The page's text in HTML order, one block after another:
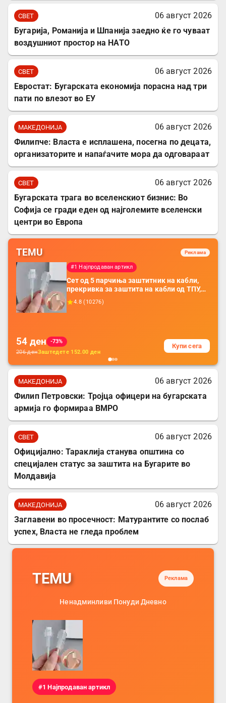
СВЕТ
06 август 2026
Бугарија, Романија и Шпанија заедно ќе го чуваат
воздушниот простор на НАТО
СВЕТ
06 август 2026
Евростат: Бугарската економија порасна над три
пати по влезот во ЕУ
МАКЕДОНИЈА
06 август 2026
Филипче: Власта е исплашена, посегна по децата,
организаторите и напаѓачите мора да одговараат
СВЕТ
06 август 2026
Бугарската трага во вселенскиот бизнис: Во
Софија се гради еден од најголемите вселенски
центри во Европа
TEMU Реклама
#1 Најпродаван артикл
Сет од 5 парчиња заштитник на кабли,
прекривка за заштита на кабли од ТПУ,
додатоци за заштита на кабли, без
батерија, за мобилни телефони, комплет
4.8 ( 10276)
54 ден
-73%
206денЗаштедете 152.00 ден
Купи сега
МАКЕДОНИЈА
06 август 2026
Филип Петровски: Тројца офицери на бугарската
армија го формираа ВМРО
СВЕТ
06 август 2026
Официјално: Тараклија станува општина со
специјален статус за заштита на Бугарите во
Молдавија
МАКЕДОНИЈА
06 август 2026
Заглавени во просечност: Матурантите со послаб
успех, Власта не гледа проблем
TEMU Реклама
Ненадминливи Понуди Дневно
#1 Најпродаван артикл